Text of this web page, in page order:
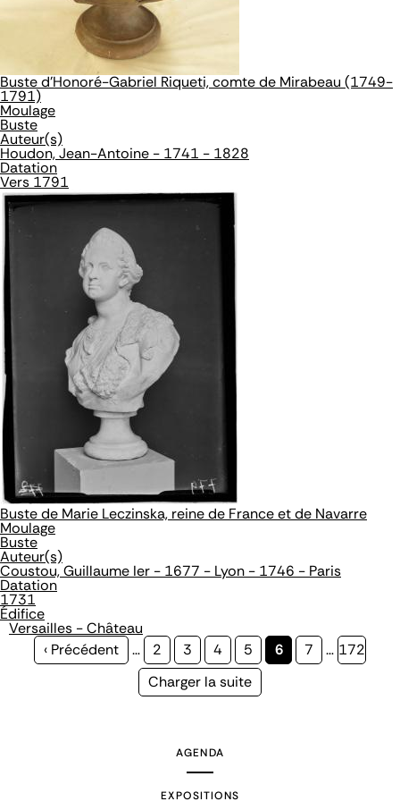
Buste d'Honoré-Gabriel Riqueti, comte de Mirabeau (1749-
1791)
Moulage
Buste
Auteur(s)
Houdon, Jean-Antoine - 1741 - 1828
Datation
Vers 1791
Buste de Marie Leczinska, reine de France et de Navarre
Moulage
Buste
Auteur(s)
Coustou, Guillaume Ier - 1677 - Lyon - 1746 - Paris
Datation
1731
Édifice
Versailles - Château
Page
‹ Précédent … Page
2 Page
3 Page
4 Page
5
Page
6 Page
7 … Page
172
Page
Charger la suite
AGENDA
EXPOSITIONS